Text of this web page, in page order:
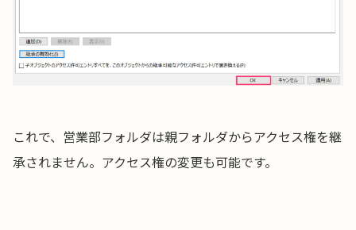
これで、営業部フォルダは親フォルダからアクセス権を継
承されません。アクセス権の変更も可能です。